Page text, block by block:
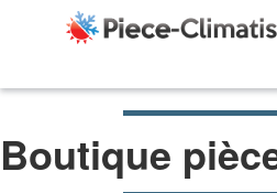
Boutique